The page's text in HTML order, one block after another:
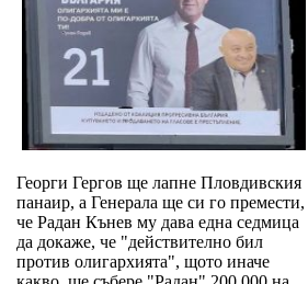
Георги Гергов ще лапне Пловдивския
панаир, а Генерала ще си го премести,
че Радан Кънев му дава една седмица
да докаже, че "действително бил
против олигархията", щото иначе